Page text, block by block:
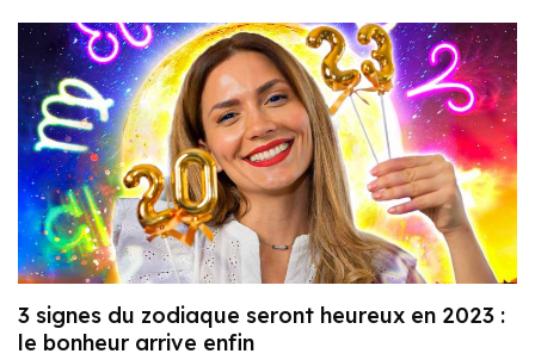
3 signes du zodiaque seront heureux en 2023 :
le bonheur arrive enfin